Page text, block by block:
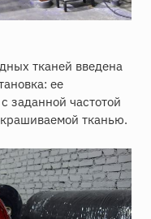
тканей введена
ее
заданной частотой
тканью.